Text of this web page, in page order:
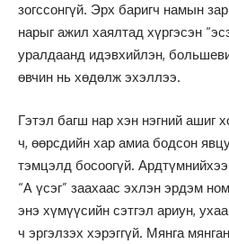
зогссонгүй. Эрх баригч намын
нарыг ажил хаялтад хүргэсэн
уралдаанд идэвхийлэн,
өвчин нь хөдөлж эхэллээ.
Гэтэл багш нар хэн нэгний ашиг
ч, өөрсдийн хар амиа бодсон
тэмцэлд босоогүй.
“A үсэг” заахаас эхлэн эрдэм
энэ хүмүүсийн сэтгэл ариун,
ч эргэлзэх хэрэггүй. Мянга